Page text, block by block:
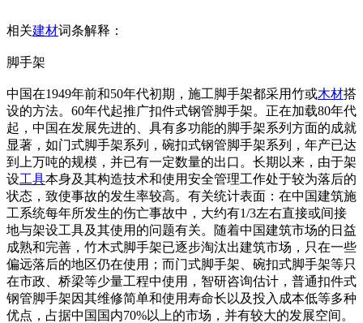
相关建材词条解释：
脚手架
中国在1949年前和50年代初期，施工脚手架都采用竹或木材搭
设的方法。60年代起推广扣件式钢管脚手架。正在加载80年代
起，中国在发展先进的、具有多功能的脚手架系列方面的成就
显著，如门式脚手架系列，碗扣式钢管脚手架系列，年产已达
到上万吨的规模，并已有一定数量的出口。长期以来，由于架
设工具本身及其构造技术和使用安全管理工作处于较为落后的
状态，致使事故的发生率较高。有关统计表面：在中国建筑施
工系统每年所发生的伤亡事故中，大约有1/3左右直接或间接
地与架设工具及其使用的问题有关。随着中国建筑市场的日益
成熟和完善，竹木式脚手架已逐步淘汰出建筑市场，只在一些
偏远落后的地区仍在使用；而门式脚手架、碗扣式脚手架等只
在市政、桥梁等少量工程中使用，智研咨询估计，普通扣件式
钢管脚手架因其维修简单和使用寿命长以及投入成本低等多种
优点，占据中国国内70%以上的市场，并有较大的发展空间。